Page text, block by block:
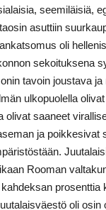
seemiläisiä,
asuttiin
oli
sekoituksena
tavoin joustava
ulkopuolella
olivat saaneet
ja poikkesivat
Rooman
prosenttia
oli osin